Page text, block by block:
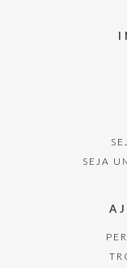
SEJA